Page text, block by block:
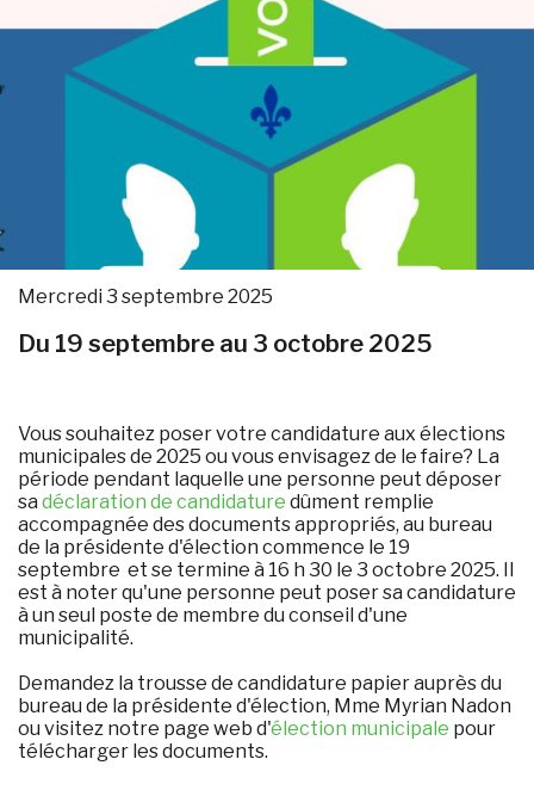
Mercredi 3 septembre 2025
Du 19 septembre au 3 octobre 2025
Vous souhaitez poser votre candidature aux élections
municipales de 2025 ou vous envisagez de le faire? La
période pendant laquelle une personne peut déposer
sa déclaration de candidature dûment remplie
accompagnée des documents appropriés, au bureau
de la présidente d'élection commence le 19
septembre et se termine à 16 h 30 le 3 octobre 2025. Il
est à noter qu'une personne peut poser sa candidature
à un seul poste de membre du conseil d'une
municipalité.
Demandez la trousse de candidature papier auprès du
bureau de la présidente d'élection, Mme Myrian Nadon
ou visitez notre page web d'élection municipale pour
télécharger les documents.